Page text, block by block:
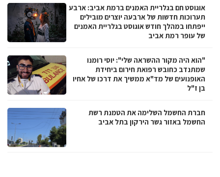
אוגוסט חם בגלריית האמנים ברמת אביב: ארבע
תערוכות חדשות של ארבעה יוצרים מובילים
ייפתחו במהלך חודש אוגוסט בגלריית האמנים
של עופר רמת אביב
"הוא היה מקור ההשראה שלי": יוסי רומנו
שמתנדב כחובש רפואת חירום ביחידת
האופנועים של מד"א ממשיך את דרכו של אחיו
בן ז"ל
חברת החשמל השלימה את הטמנת רשת
החשמל באזור גשר הירקון בתל אביב